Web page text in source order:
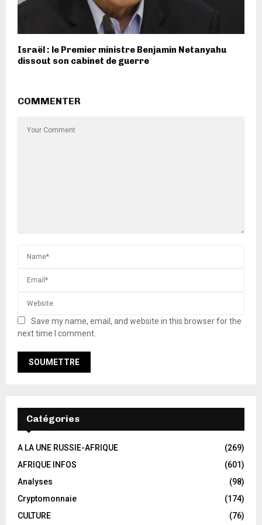
Israël : le Premier ministre Benjamin Netanyahu
dissout son cabinet de guerre
COMMENTER
Save my name, email, and website in this browser for the
next time I comment.
Catégories
A LA UNE RUSSIE-AFRIQUE
(269)
AFRIQUE INFOS
(601)
Analyses
(98)
Cryptomonnaie
(174)
CULTURE
(76)